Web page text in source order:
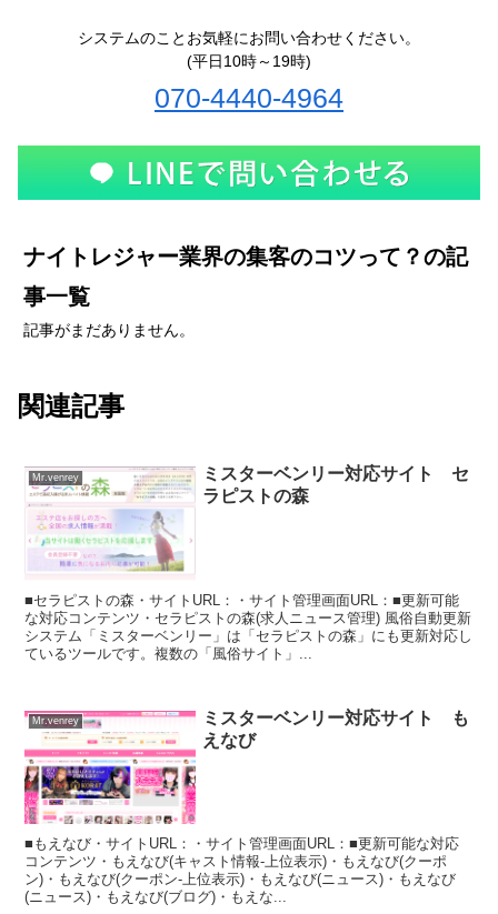
システムのことお気軽にお問い合わせください。
(平日10時～19時)
070-4440-4964
ナイトレジャー業界の集客のコツって？の記
事一覧
記事がまだありません。
関連記事
Mr.venrey
ミスターベンリー対応サイト セ
ラピストの森
■セラピストの森・サイトURL：・サイト管理画面URL：■更新可能
な対応コンテンツ・セラピストの森(求人ニュース管理) 風俗自動更新
システム「ミスターベンリー」は「セラピストの森」にも更新対応し
ているツールです。複数の「風俗サイト」...
Mr.venrey
ミスターベンリー対応サイト も
えなび
■もえなび・サイトURL：・サイト管理画面URL：■更新可能な対応
コンテンツ・もえなび(キャスト情報-上位表示)・もえなび(クーポ
ン)・もえなび(クーポン-上位表示)・もえなび(ニュース)・もえなび
(ニュース)・もえなび(ブログ)・もえな...